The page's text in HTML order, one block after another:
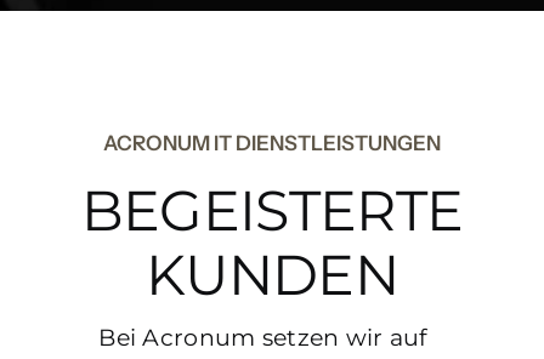
ACRONUM IT DIENSTLEISTUNGEN
BEGEISTERTE
KUNDEN
Bei Acronum setzen wir auf